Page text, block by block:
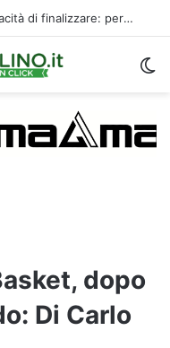
Calciomercato, Di Nardo piace al Pafos: c’è un intreccio con l’Avellino
dopo
Di Carlo